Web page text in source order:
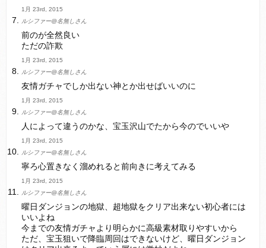
1月 23rd, 2015
ルシファー@名無しさん
前のが全然良い
ただの詐欺
1月 23rd, 2015
ルシファー@名無しさん
友情ガチャでしか出ない神とか出せばいいのに
1月 23rd, 2015
ルシファー@名無しさん
人によって違うのかな、宝玉沢山でたから今のでいいや
1月 23rd, 2015
ルシファー@名無しさん
寧ろ心置きなく溜めれると前向きに考えてみる
1月 23rd, 2015
ルシファー@名無しさん
曜日ダンジョンの地獄、超地獄をクリア出来ない初心者には
いいよね
今までの友情ガチャより明らかに高級素材取りやすいから
ただ、宝玉狙いで降臨周回はできないけど、曜日ダンジョン